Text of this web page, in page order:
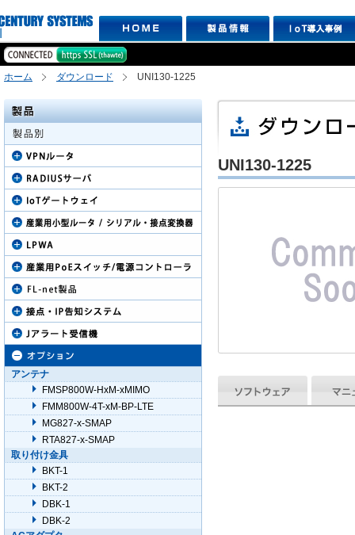
ホーム ダウンロード UNI130-1225
UNI130-1225
アンテナ
FMSP800W-HxM-xMIMO
FMM800W-4T-xM-BP-LTE
MG827-x-SMAP
RTA827-x-SMAP
取り付け金具
BKT-1
BKT-2
DBK-1
DBK-2